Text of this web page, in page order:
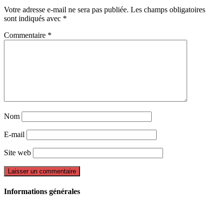
Votre adresse e-mail ne sera pas publiée. Les champs obligatoires
sont indiqués avec *
Commentaire *
Nom
E-mail
Site web
Informations générales